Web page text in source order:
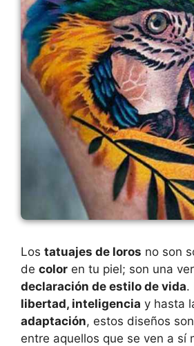
Los tatuajes de loros no son
de color en tu piel; son una
declaración de estilo de vida.
libertad, inteligencia y hasta
adaptación, estos diseños
entre aquellos que se ven a sí